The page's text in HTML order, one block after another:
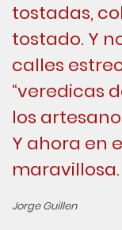
tostadas,
tostado. Y
calles
“veredicas
los
Y ahora en
maravillosa.
Jorge Guillen